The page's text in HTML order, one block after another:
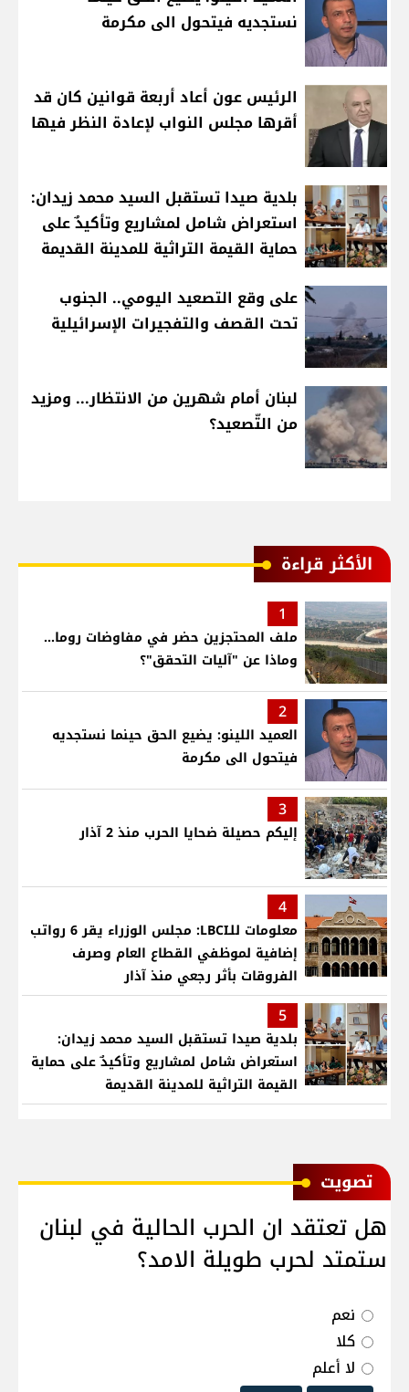
نستجديه فيتحول الى مكرمة
الرئيس عون أعاد أربعة قوانين كان قد
أقرها مجلس النواب لإعادة النظر فيها
بلدية صيدا تستقبل السيد محمد زيدان:
استعراض شامل لمشاريع وتأكيدٌ على
حماية القيمة التراثية للمدينة القديمة
على وقع التصعيد اليومي.. الجنوب
تحت القصف والتفجيرات الإسرائيلية
لبنان أمام شهرين من الانتظار... ومزيد
من التّصعيد؟
الأكثر قراءة
1
ملف المحتجزين حضر في مفاوضات روما...
وماذا عن "آليات التحقق"؟
2
العميد اللينو: يضيع الحق حينما نستجديه
فيتحول الى مكرمة
3
إليكم حصيلة ضحايا الحرب منذ 2 آذار
4
معلومات للـLBCI: مجلس الوزراء يقر 6 رواتب
إضافية لموظفي القطاع العام وصرف
الفروقات بأثر رجعي منذ آذار
5
بلدية صيدا تستقبل السيد محمد زيدان:
استعراض شامل لمشاريع وتأكيدٌ على حماية
القيمة التراثية للمدينة القديمة
ﺗﺼﻮﻳﺖ
هل تعتقد ان الحرب الحالية في لبنان
ستمتد لحرب طويلة الامد؟
نعم
كلا
لا أعلم